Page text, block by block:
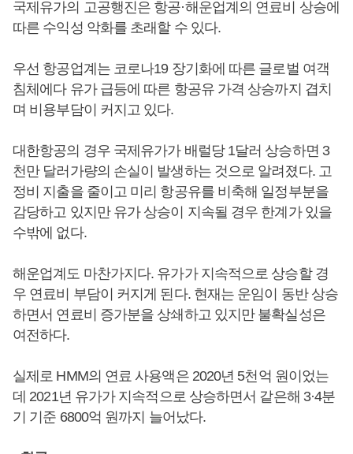
국제유가의 고공행진은 항공·해운업계의 연료비 상승에
따른 수익성 악화를 초래할 수 있다.
우선 항공업계는 코로나19 장기화에 따른 글로벌 여객
침체에다 유가 급등에 따른 항공유 가격 상승까지 겹치
며 비용부담이 커지고 있다.
대한항공의 경우 국제유가가 배럴당 1달러 상승하면 3
천만 달러가량의 손실이 발생하는 것으로 알려졌다. 고
정비 지출을 줄이고 미리 항공유를 비축해 일정부분을
감당하고 있지만 유가 상승이 지속될 경우 한계가 있을
수밖에 없다.
해운업계도 마찬가지다. 유가가 지속적으로 상승할 경
우 연료비 부담이 커지게 된다. 현재는 운임이 동반 상승
하면서 연료비 증가분을 상쇄하고 있지만 불확실성은
여전하다.
실제로 HMM의 연료 사용액은 2020년 5천억 원이었는
데 2021년 유가가 지속적으로 상승하면서 같은해 3·4분
기 기준 6800억 원까지 늘어났다.